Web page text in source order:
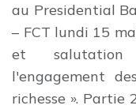
au Presidential
– FCT lundi 15
et
l'engagement
richesse ». Partie